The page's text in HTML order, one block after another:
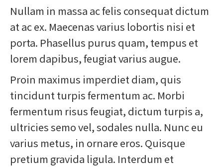
Nullam in massa ac felis consequat dictum
at ac ex. Maecenas varius lobortis nisi et
porta. Phasellus purus quam, tempus et
lorem dapibus, feugiat varius augue.
Proin maximus imperdiet diam, quis
tincidunt turpis fermentum ac. Morbi
fermentum risus feugiat, dictum turpis a,
ultricies semo vel, sodales nulla. Nunc eu
varius metus, in ornare eros. Quisque
pretium gravida ligula. Interdum et